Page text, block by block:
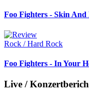
Foo Fighters - Skin And
Rock / Hard Rock
Foo Fighters - In Your
Live /